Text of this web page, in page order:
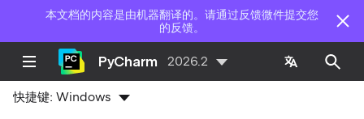
本文档的内容是由机器翻译的。请通过反馈微件提交您
的反馈。
PyCharm 2026.2
快捷键:Windows